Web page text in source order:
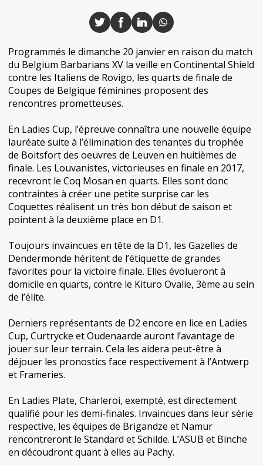
Programmés le dimanche 20 janvier en raison du match
du Belgium Barbarians XV la veille en Continental Shield
contre les Italiens de Rovigo, les quarts de finale de
Coupes de Belgique féminines proposent des
rencontres prometteuses.
En Ladies Cup, l’épreuve connaîtra une nouvelle équipe
lauréate suite à l’élimination des tenantes du trophée
de Boitsfort des oeuvres de Leuven en huitièmes de
finale. Les Louvanistes, victorieuses en finale en 2017,
recevront le Coq Mosan en quarts. Elles sont donc
contraintes à créer une petite surprise car les
Coquettes réalisent un très bon début de saison et
pointent à la deuxième place en D1.
Toujours invaincues en tête de la D1, les Gazelles de
Dendermonde héritent de l’étiquette de grandes
favorites pour la victoire finale. Elles évolueront à
domicile en quarts, contre le Kituro Ovalie, 3ème au sein
de l’élite.
Derniers représentants de D2 encore en lice en Ladies
Cup, Curtrycke et Oudenaarde auront l’avantage de
jouer sur leur terrain. Cela les aidera peut-être à
déjouer les pronostics face respectivement à l’Antwerp
et Frameries.
En Ladies Plate, Charleroi, exempté, est directement
qualifié pour les demi-finales. Invaincues dans leur série
respective, les équipes de Brigandze et Namur
rencontreront le Standard et Schilde. L’ASUB et Binche
en découdront quant à elles au Pachy.